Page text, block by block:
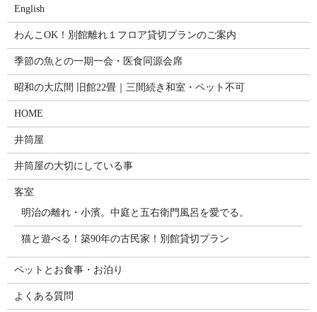
English
わんこOK！別館離れ１フロア貸切プランのご案内
季節の魚との一期一会・医食同源会席
昭和の大広間 旧館22畳｜三間続き和室・ペット不可
HOME
井筒屋
井筒屋の大切にしている事
客室
明治の離れ・小濱。中庭と五右衛門風呂を愛でる。
猫と遊べる！築90年の古民家！別館貸切プラン
ペットとお食事・お泊り
よくある質問